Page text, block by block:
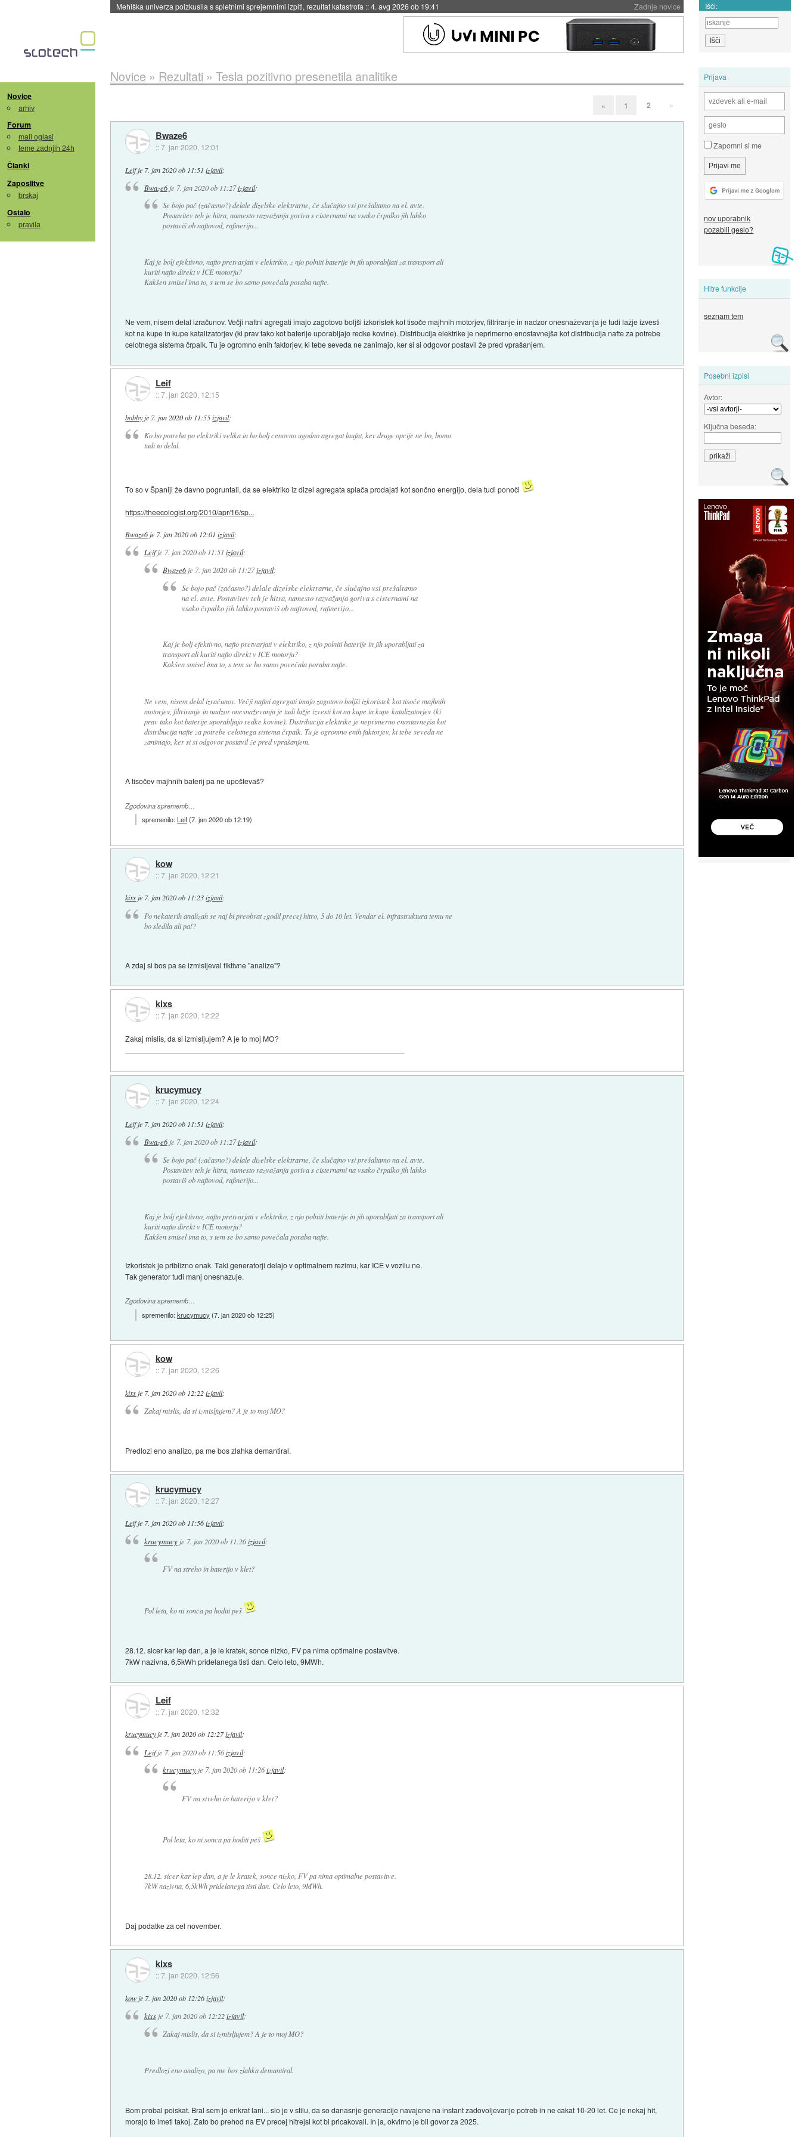
Zadnje novice
Evropska vesoljska agencija razvija svojo raketo za večkratno uporabo::4. avg 2026 ob 19:41 Išči:
Novice
arhiv
Forum
mali oglasi
teme zadnjih 24h
Članki
Zaposlitve
brskaj
Ostalo
pravila
Prijava
Zapomni si me
nov uporabnik
pozabili geslo?
Hitre funkcije
seznam tem
Posebni izpisi
Avtor:
Ključna beseda:
Novice » Rezultati » Tesla pozitivno presenetila analitike
« 1 2 »
Bwaze6
::7. jan 2020, 12:01
Leifje 7. jan 2020 ob 11:51 izjavil:
Bwaze6je 7. jan 2020 ob 11:27 izjavil:
Se bojo pač (začasno?) delale dizelske elektrarne, če slučajno vsi prešaltamo na el. avte.
Postavitev teh je hitra, namesto razvažanja goriva s cisternami na vsako črpalko jih lahko
postaviš ob naftovod, rafinerijo...
Kaj je bolj efektivno, nafto pretvarjati v elektriko, z njo polniti baterije in jih uporabljati za transport ali
kuriti nafto direkt v ICE motorju?
Kakšen smisel ima to, s tem se bo samo povečala poraba nafte.
Ne vem, nisem delal izračunov. Večji naftni agregati imajo zagotovo boljši izkoristek kot tisoče majhnih motorjev, filtriranje in nadzor onesnaževanja je tudi lažje izvesti
kot na kupe in kupe katalizatorjev (ki prav tako kot baterije uporabljajo redke kovine). Distribucija elektrike je neprimerno enostavnejša kot distribucija nafte za potrebe
celotnega sistema črpalk. Tu je ogromno enih faktorjev, ki tebe seveda ne zanimajo, ker si si odgovor postavil že pred vprašanjem.
Leif
::7. jan 2020, 12:15
bobbyje 7. jan 2020 ob 11:55 izjavil:
Ko bo potreba po elektriki velika in bo bolj cenovno ugodno agregat laufat, ker druge opcije ne bo, bomo
tudi to delal.
To so v Španiji že davno pogruntali, da se elektriko iz dizel agregata splača prodajati kot sončno energijo, dela tudi ponoči
https://theecologist.org/2010/apr/16/sp...
Bwaze6 je 7. jan 2020 ob 12:01 izjavil:
Leifje 7. jan 2020 ob 11:51 izjavil:
Bwaze6je 7. jan 2020 ob 11:27izjavil:
Se bojo pač (začasno?) delale dizelske elektrarne, če slučajno vsi prešaltamo
na el. avte. Postavitev teh je hitra, namesto razvažanja goriva s cisternami na
vsako črpalko jih lahko postaviš ob naftovod, rafinerijo...
Kaj je bolj efektivno, nafto pretvarjati v elektriko, z njo polniti baterije in jih uporabljati za
transport ali kuriti nafto direkt v ICE motorju?
Kakšen smisel ima to, s tem se bo samo povečala poraba nafte.
Ne vem, nisem delal izračunov. Večji naftni agregati imajo zagotovo boljši izkoristek kot tisoče majhnih
motorjev, filtriranje in nadzor onesnaževanja je tudi lažje izvesti kot na kupe in kupe katalizatorjev (ki
prav tako kot baterije uporabljajo redke kovine). Distribucija elektrike je neprimerno enostavnejša kot
distribucija nafte za potrebe celotnega sistema črpalk. Tu je ogromno enih faktorjev, ki tebe seveda ne
zanimajo, ker si si odgovor postavil že pred vprašanjem.
A tisočev majhnih baterij pa ne upoštevaš?
Zgodovina sprememb…
spremenilo:Leif(7. jan 2020 ob 12:19)
kow
::7. jan 2020, 12:21
kixsje 7. jan 2020 ob 11:23 izjavil:
Po nekaterih analizah se naj bi preobrat zgodil precej hitro, 5 do 10 let. Vendar el. infrastruktura temu ne
bo sledila ali pa!?
A zdaj si bos pa se izmisljeval fiktivne "analize"?
kixs
::7. jan 2020, 12:22
Zakaj mislis, da si izmisljujem? A je to moj MO?
krucymucy
::7. jan 2020, 12:24
Leifje 7. jan 2020 ob 11:51 izjavil:
Bwaze6je 7. jan 2020 ob 11:27 izjavil:
Se bojo pač (začasno?) delale dizelske elektrarne, če slučajno vsi prešaltamo na el. avte.
Postavitev teh je hitra, namesto razvažanja goriva s cisternami na vsako črpalko jih lahko
postaviš ob naftovod, rafinerijo...
Kaj je bolj efektivno, nafto pretvarjati v elektriko, z njo polniti baterije in jih uporabljati za transport ali
kuriti nafto direkt v ICE motorju?
Kakšen smisel ima to, s tem se bo samo povečala poraba nafte.
Izkoristek je priblizno enak. Taki generatorji delajo v optimalnem rezimu, kar ICE v vozilu ne.
Tak generator tudi manj onesnazuje.
Zgodovina sprememb…
spremenilo:krucymucy (7. jan 2020 ob 12:25)
kow
::7. jan 2020, 12:26
kixs je 7. jan 2020 ob 12:22 izjavil:
Zakaj mislis, da si izmisljujem? A je to moj MO?
Predlozi eno analizo, pa me bos zlahka demantiral.
krucymucy
::7. jan 2020, 12:27
Leifje 7. jan 2020 ob 11:56 izjavil:
krucymucyje 7. jan 2020 ob 11:26 izjavil:
FV na streho in baterijo v klet?
Pol leta, ko ni sonca pa hoditi peš
28.12. sicer kar lep dan, a je le kratek, sonce nizko, FV pa nima optimalne postavitve.
7kW nazivna, 6,5kWh pridelanega tisti dan. Celo leto, 9MWh.
Leif
::7. jan 2020, 12:32
krucymucyje 7. jan 2020 ob 12:27izjavil:
Leifje 7. jan 2020 ob 11:56 izjavil:
krucymucyje 7. jan 2020 ob 11:26izjavil:
FV na streho in baterijo v klet?
Pol leta, ko ni sonca pa hoditi peš
28.12. sicer kar lep dan, a je le kratek, sonce nizko, FV pa nima optimalne postavitve.
7kW nazivna, 6,5kWh pridelanega tisti dan. Celo leto, 9MWh.
Daj podatke za cel november.
kixs
::7. jan 2020, 12:56
kow je 7. jan 2020 ob 12:26 izjavil:
kixsje 7. jan 2020 ob 12:22 izjavil:
Zakaj mislis, da si izmisljujem? A je to moj MO?
Predlozi eno analizo, pa me bos zlahka demantiral.
Bom probal poiskat. Bral sem jo enkrat lani... slo je v stilu, da so danasnje generacije navajene na instant zadovoljevanje potreb in ne cakat 10-20 let. Ce je nekaj hit,
morajo to imeti takoj. Zato bo prehod na EV precej hitrejsi kot bi pricakovali. In ja, okvirno je bil govor za 2025.